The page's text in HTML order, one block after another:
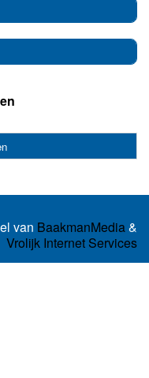
van BaakmanMedia&
Vrolijk Internet Services